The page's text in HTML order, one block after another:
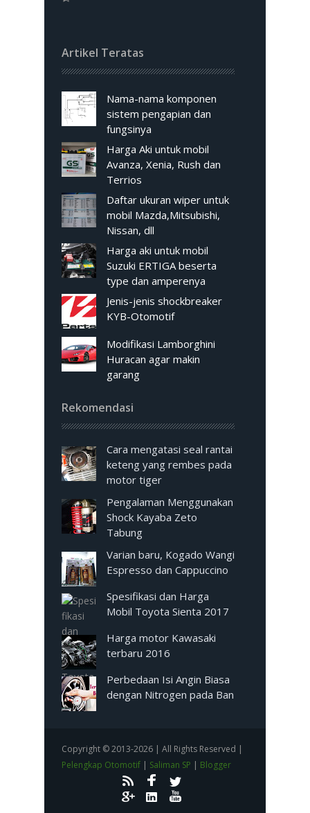
Artikel Teratas
Nama-nama komponen
sistem pengapian dan
fungsinya
Harga Aki untuk mobil
Avanza, Xenia, Rush dan
Terrios
Daftar ukuran wiper untuk
mobil Mazda,Mitsubishi,
Nissan, dll
Harga aki untuk mobil
Suzuki ERTIGA beserta
type dan amperenya
Jenis-jenis shockbreaker
KYB-Otomotif
Modifikasi Lamborghini
Huracan agar makin
garang
Rekomendasi
Cara mengatasi seal rantai
keteng yang rembes pada
motor tiger
Pengalaman Menggunakan
Shock Kayaba Zeto
Tabung
Varian baru, Kogado Wangi
Espresso dan Cappuccino
Spesifikasi dan Harga
Mobil Toyota Sienta 2017
Harga motor Kawasaki
terbaru 2016
Perbedaan Isi Angin Biasa
dengan Nitrogen pada Ban
Copyright © 2013-2026 | All Rights Reserved |
Pelengkap Otomotif | Saliman SP | Blogger